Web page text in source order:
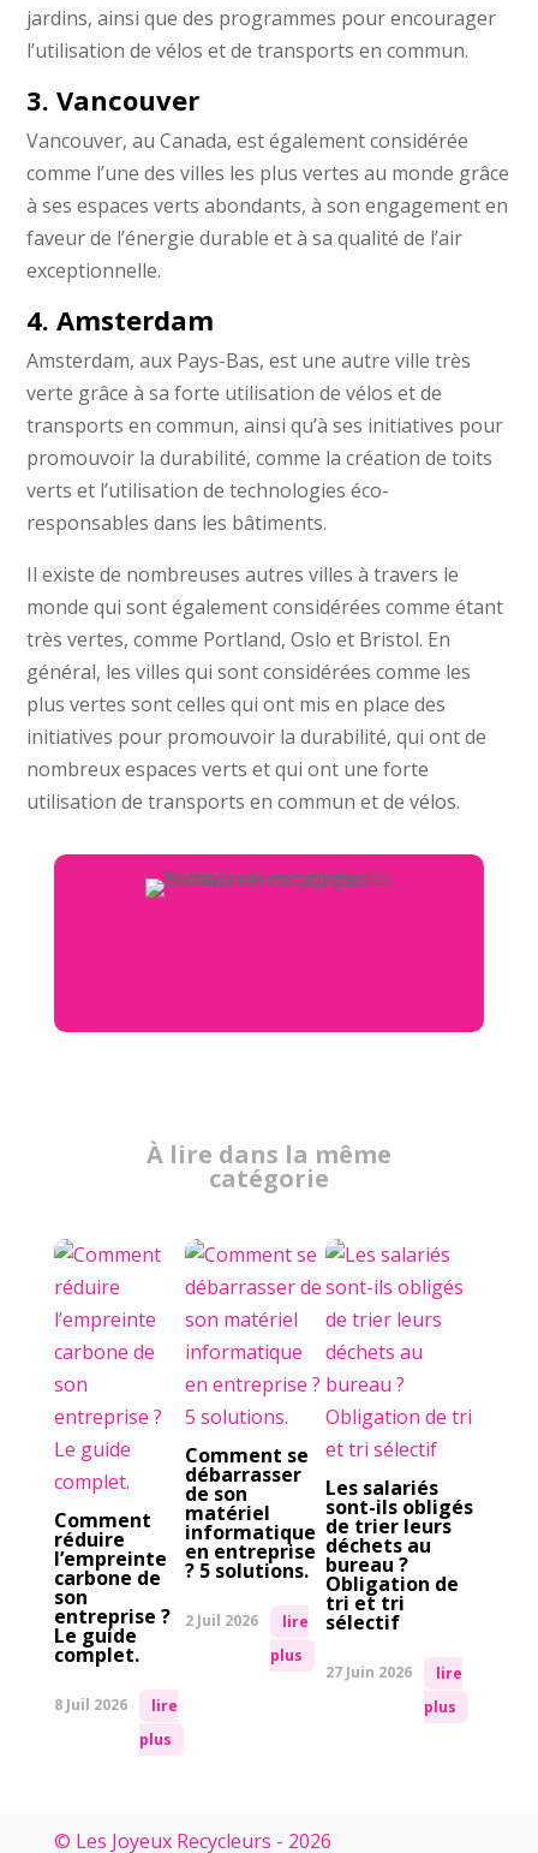
jardins, ainsi que des programmes pour encourager
l’utilisation de vélos et de transports en commun.
3. Vancouver
Vancouver, au Canada, est également considérée
comme l’une des villes les plus vertes au monde grâce
à ses espaces verts abondants, à son engagement en
faveur de l’énergie durable et à sa qualité de l’air
exceptionnelle.
4. Amsterdam
Amsterdam, aux Pays-Bas, est une autre ville très
verte grâce à sa forte utilisation de vélos et de
transports en commun, ainsi qu’à ses initiatives pour
promouvoir la durabilité, comme la création de toits
verts et l’utilisation de technologies éco-
responsables dans les bâtiments.
Il existe de nombreuses autres villes à travers le
monde qui sont également considérées comme étant
très vertes, comme Portland, Oslo et Bristol. En
général, les villes qui sont considérées comme les
plus vertes sont celles qui ont mis en place des
initiatives pour promouvoir la durabilité, qui ont de
nombreux espaces verts et qui ont une forte
utilisation de transports en commun et de vélos.
À lire dans la même
catégorie
Comment
réduire
l’empreinte
carbone de
son
entreprise ?
Le guide
complet.
8 Juil 2026
lire
plus
Comment se
débarrasser
de son
matériel
informatique
en entreprise
? 5 solutions.
2 Juil 2026
lire
plus
Les salariés
sont-ils obligés
de trier leurs
déchets au
bureau ?
Obligation de
tri et tri
sélectif
27 Juin 2026
lire
plus
© Les Joyeux Recycleurs - 2026